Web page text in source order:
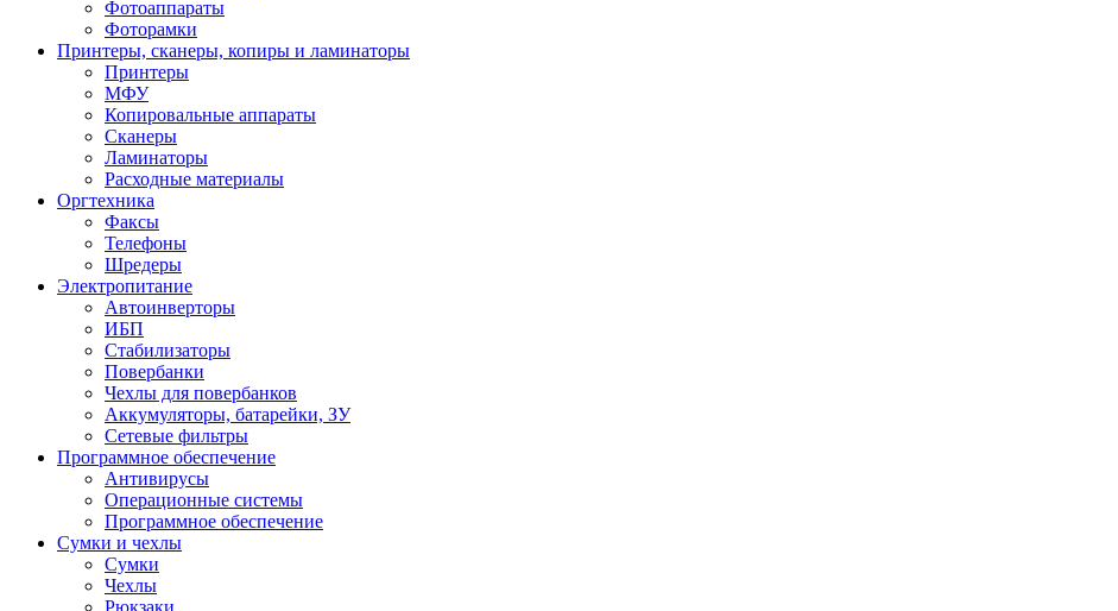
Фотоаппараты
Фоторамки
Принтеры, сканеры, копиры и ламинаторы
Принтеры
МФУ
Копировальные аппараты
Сканеры
Ламинаторы
Расходные материалы
Оргтехника
Факсы
Телефоны
Шредеры
Электропитание
Автоинверторы
ИБП
Стабилизаторы
Повербанки
Чехлы для повербанков
Аккумуляторы, батарейки, ЗУ
Сетевые фильтры
Программное обеспечение
Антивирусы
Операционные системы
Программное обеспечение
Сумки и чехлы
Сумки
Чехлы
Рюкзаки